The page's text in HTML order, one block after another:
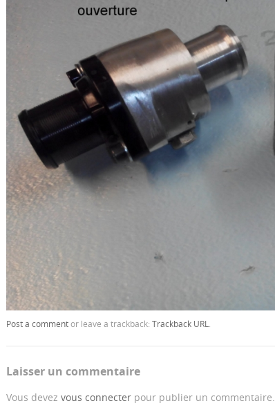
Post a commentor leave a trackback: Trackback URL.
Laisser un commentaire
Vous devez vous connecter pour publier un commentaire.